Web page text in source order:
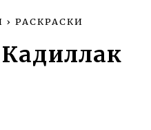
› РАСКРАСКИ